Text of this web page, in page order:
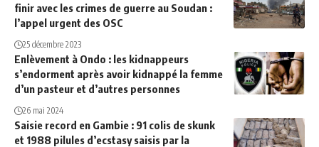
finir avec les crimes de guerre au Soudan :
l’appel urgent des OSC
25 décembre 2023
Enlèvement à Ondo : les kidnappeurs
s’endorment après avoir kidnappé la femme
d’un pasteur et d’autres personnes
26 mai 2024
Saisie record en Gambie : 91 colis de skunk
et 1988 pilules d’ecstasy saisis par la